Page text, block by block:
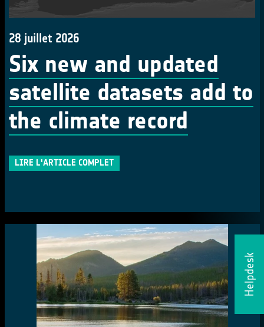
Helpdesk
28 juillet 2026
Six new and updated
satellite datasets add to
the climate record
LIRE L'ARTICLE COMPLET